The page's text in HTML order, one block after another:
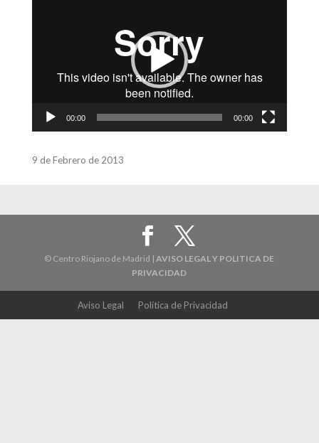
00:00 00:00
9 de Febrero de 2013
© Centro Riojano de Madrid |AVISO LEGAL Y POLITICA DE
PRIVACIDAD
Aviso Legal Política de Privacidad